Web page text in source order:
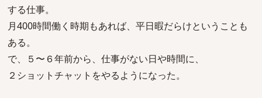
する仕事。
月400時間働く時期もあれば、平日暇だらけということも
ある。
で、５〜６年前から、仕事がない日や時間に、
２ショットチャットをやるようになった。